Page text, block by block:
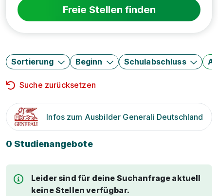
Freie Stellen finden
Sortierung Beginn Schulabschluss
Suche zurücksetzen
Infos zum Ausbilder Generali Deutschland
0 Studienangebote
Leider sind für deine Suchanfrage aktuell
keine Stellen verfügbar.